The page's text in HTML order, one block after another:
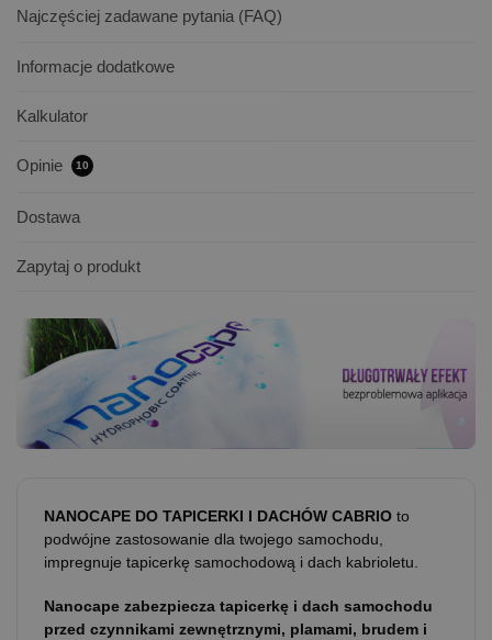
Najczęściej zadawane pytania (FAQ)
Informacje dodatkowe
Kalkulator
Opinie 10
Dostawa
Zapytaj o produkt
NANOCAPE DO TAPICERKI I DACHÓW CABRIO to
podwójne zastosowanie dla twojego samochodu,
impregnuje tapicerkę samochodową i dach kabrioletu.
Nanocape zabezpiecza tapicerkę i dach samochodu
przed czynnikami zewnętrznymi, plamami, brudem i